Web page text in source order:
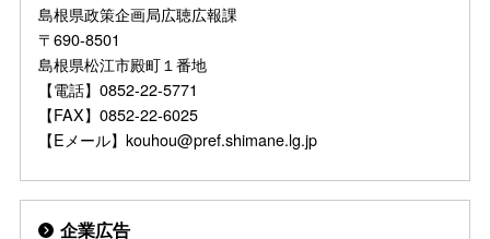
島根県政策企画局広聴広報課
〒690-8501
島根県松江市殿町１番地
【電話】0852-22-5771
【FAX】0852-22-6025
【Eメール】kouhou@pref.shimane.lg.jp
企業広告